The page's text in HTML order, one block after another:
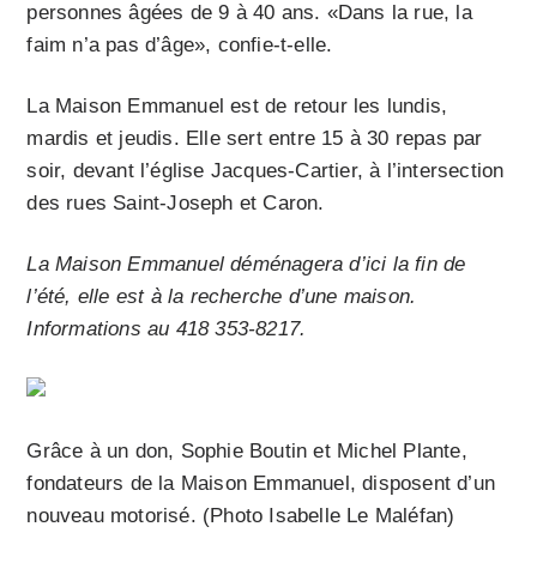
personnes âgées de 9 à 40 ans. «Dans la rue, la
faim n’a pas d’âge», confie-t-elle.
La Maison Emmanuel est de retour les lundis,
mardis et jeudis. Elle sert entre 15 à 30 repas par
soir, devant l’église Jacques-Cartier, à l’intersection
des rues Saint-Joseph et Caron.
La Maison Emmanuel déménagera d’ici la fin de
l’été, elle est à la recherche d’une maison.
Informations au 418 353-8217.
Grâce à un don, Sophie Boutin et Michel Plante,
fondateurs de la Maison Emmanuel, disposent d’un
nouveau motorisé. (Photo Isabelle Le Maléfan)